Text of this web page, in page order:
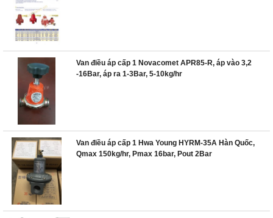
Van điều áp cấp 1 Novacomet APR85-R, áp vào 3,2
-16Bar, áp ra 1-3Bar, 5-10kg/hr
Van điều áp cấp 1 Hwa Young HYRM-35A Hàn Quốc,
Qmax 150kg/hr, Pmax 16bar, Pout 2Bar